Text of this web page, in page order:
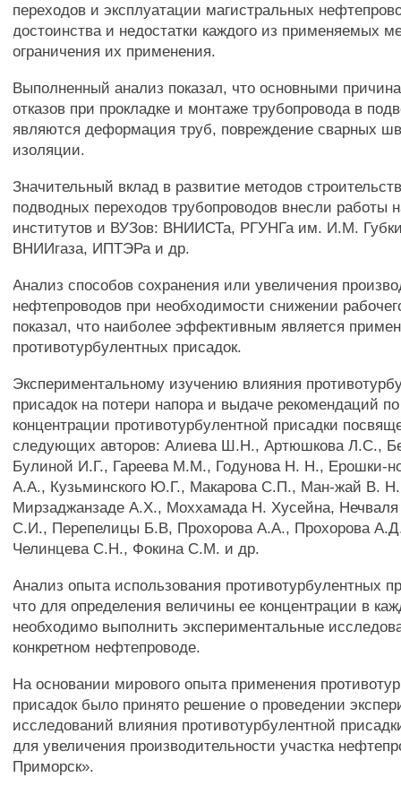
переходов и эксплуатации магистральных
достоинства и недостатки каждого из применяемых
ограничения их применения.
Выполненный анализ показал, что основными
отказов при прокладке и монтаже трубопровода в
являются деформация труб, повреждение сварных
изоляции.
Значительный вклад в развитие методов
подводных переходов трубопроводов внесли работы
институтов и ВУЗов: ВНИИСТа, РГУНГа им. И.М.
ВНИИгаза, ИПТЭРа и др.
Анализ способов сохранения или увеличения
нефтепроводов при необходимости снижении
показал, что наиболее эффективным является
противотурбулентных присадок.
Экспериментальному изучению влияния
присадок на потери напора и выдаче рекомендаций
концентрации противотурбулентной присадки
следующих авторов: Алиева Ш.Н., Артюшкова Л.С.,
Булиной И.Г., Гареева М.М., Годунова Н. Н., Ерошки-
A.A., Кузьминского Ю.Г., Макарова С.П., Ман-жай В.
Мирзаджанзаде А.Х., Моххамада Н. Хусейна,
С.И., Перепелицы Б.В, Прохорова A.A., Прохорова
Челинцева С.Н., Фокина С.М. и др.
Анализ опыта использования противотурбулентных
что для определения величины ее концентрации в
необходимо выполнить экспериментальные
конкретном нефтепроводе.
На основании мирового опыта применения
присадок было принято решение о проведении
исследований влияния противотурбулентной
для увеличения производительности участка
Приморск».